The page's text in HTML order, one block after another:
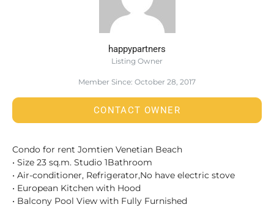
happypartners
Listing Owner
Member Since: October 28, 2017
CONTACT OWNER
Condo for rent Jomtien Venetian Beach
• Size 23 sq.m. Studio 1Bathroom
• Air-conditioner, Refrigerator,No have electric stove
• European Kitchen with Hood
• Balcony Pool View with Fully Furnished